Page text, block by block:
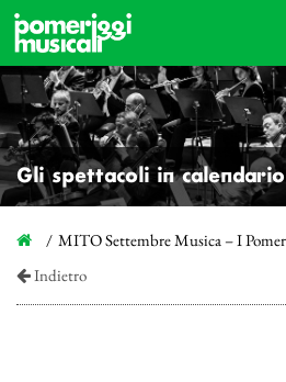
Gli spettacoli in calendario
MITO Settembre Musica – I
Indietro